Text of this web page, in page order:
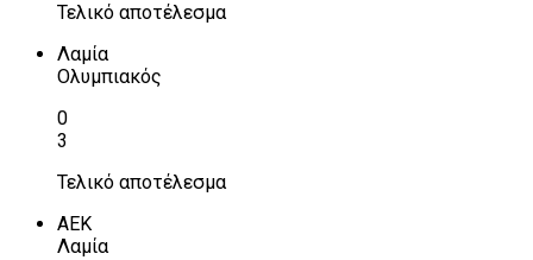
Τελικό αποτέλεσμα
Λαμία
Ολυμπιακός
0
3
Τελικό αποτέλεσμα
ΑΕΚ
Λαμία